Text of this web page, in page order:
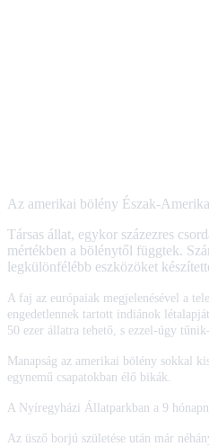
Az amerikai bölény Észak-
Társas állat, egykor százezres
mértékben a bölénytől függtek.
legkülönfélébb eszközöket
A faj az európaiak megjelenésével a
engedetlennek tartott indiánok
50 ezer állatra tehető, s ezzel-úgy
Manapság az amerikai bölény sokkal
egynemű csapatokban élő bikák.
A Nyíregyházi Állatparkban a 9
Az üsző borjú születése után már